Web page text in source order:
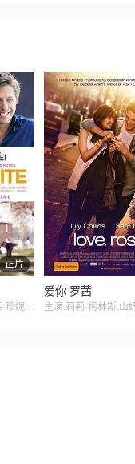
正片
主演:玛丽莎·托梅,艾莉森·珍妮,休·格兰特,克里斯·艾略特,J·K·西蒙斯,贝拉·希思科特
爱你 罗茜